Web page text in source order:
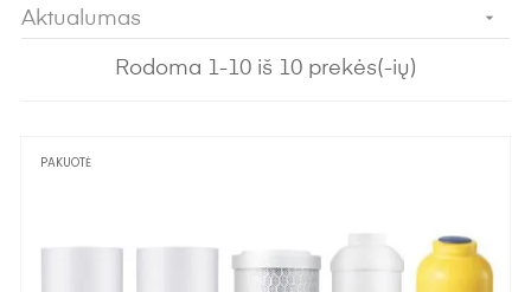
Aktualumas 
Rodoma 1-10 iš 10 prekės(-ių)
PAKUOTĖ